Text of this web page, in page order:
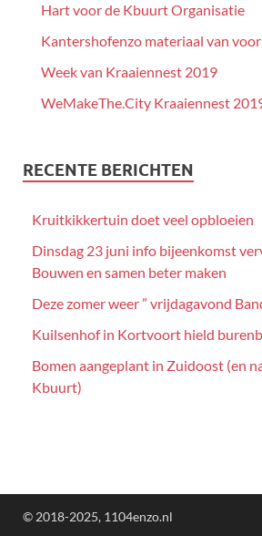
Hart voor de Kbuurt Organisatie
Kantershofenzo materiaal van
Week van Kraaiennest 2019
WeMakeThe.City Kraaiennest
RECENTE BERICHTEN
Kruitkikkertuin doet veel opbloeien
Dinsdag 23 juni info bijeenkomst
Bouwen en samen beter maken
Deze zomer weer ” vrijdagavond
Kuilsenhof in Kortvoort hield
Bomen aangeplant in Zuidoost (en
Kbuurt)
© 2018-2025, 1104enzo.nl